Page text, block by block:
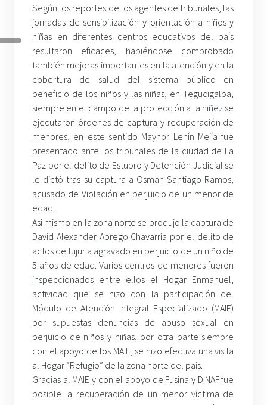
Según los reportes de los agentes de tribunales, las
jornadas de sensibilización y orientación a niños y
niñas en diferentes centros educativos del país
resultaron eficaces, habiéndose comprobado
también mejoras importantes en la atención y en la
cobertura de salud del sistema público en
beneficio de los niños y las niñas, en Tegucigalpa,
siempre en el campo de la protección a la niñez se
ejecutaron órdenes de captura y recuperación de
menores, en este sentido Maynor Lenín Mejía fue
presentado ante los tribunales de la ciudad de La
Paz por el delito de Estupro y Detención Judicial se
le dictó tras su captura a Osman Santiago Ramos,
acusado de Violación en perjuicio de un menor de
edad.
Así mismo en la zona norte se produjo la captura de
David Alexander Abrego Chavarría por el delito de
actos de lujuria agravado en perjuicio de un niño de
5 años de edad. Varios centros de menores fueron
inspeccionados entre ellos el Hogar Enmanuel,
actividad que se hizo con la participación del
Módulo de Atención Integral Especializado (MAIE)
por supuestas denuncias de abuso sexual en
perjuicio de niños y niñas, por otra parte siempre
con el apoyo de los MAIE, se hizo efectiva una visita
al Hogar “Refugio” de la zona norte del país.
Gracias al MAIE y con el apoyo de Fusina y DINAF fue
posible la recuperación de un menor víctima de